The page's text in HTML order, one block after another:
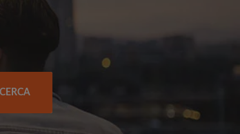
CERCA